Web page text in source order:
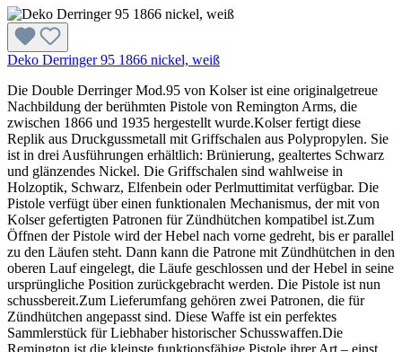
Deko Derringer 95 1866 nickel, weiß
Die Double Derringer Mod.95 von Kolser ist eine originalgetreue
Nachbildung der berühmten Pistole von Remington Arms, die
zwischen 1866 und 1935 hergestellt wurde.Kolser fertigt diese
Replik aus Druckgussmetall mit Griffschalen aus Polypropylen. Sie
ist in drei Ausführungen erhältlich: Brünierung, gealtertes Schwarz
und glänzendes Nickel. Die Griffschalen sind wahlweise in
Holzoptik, Schwarz, Elfenbein oder Perlmuttimitat verfügbar. Die
Pistole verfügt über einen funktionalen Mechanismus, der mit von
Kolser gefertigten Patronen für Zündhütchen kompatibel ist.Zum
Öffnen der Pistole wird der Hebel nach vorne gedreht, bis er parallel
zu den Läufen steht. Dann kann die Patrone mit Zündhütchen in den
oberen Lauf eingelegt, die Läufe geschlossen und der Hebel in seine
ursprüngliche Position zurückgebracht werden. Die Pistole ist nun
schussbereit.Zum Lieferumfang gehören zwei Patronen, die für
Zündhütchen angepasst sind. Diese Waffe ist ein perfektes
Sammlerstück für Liebhaber historischer Schusswaffen.Die
Remington ist die kleinste funktionsfähige Pistole ihrer Art – einst